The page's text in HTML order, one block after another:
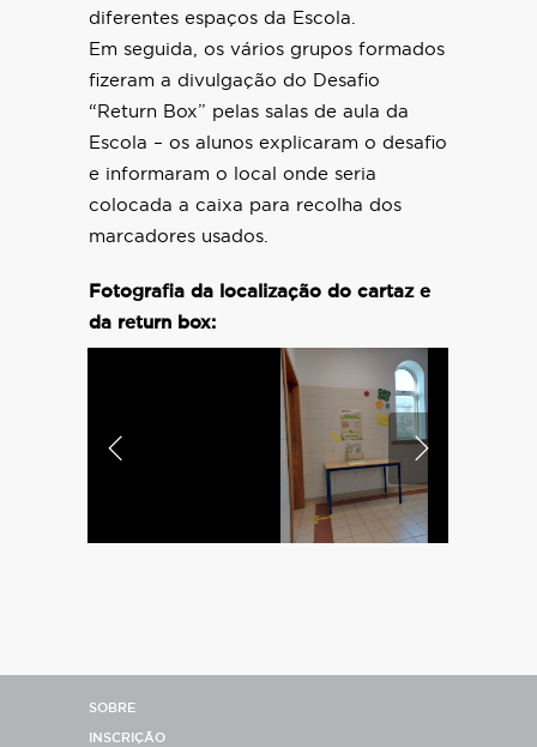
diferentes espaços da Escola.
Em seguida, os vários grupos formados
fizeram a divulgação do Desafio
“Return Box” pelas salas de aula da
Escola – os alunos explicaram o desafio
e informaram o local onde seria
colocada a caixa para recolha dos
marcadores usados.
Fotografia da localização do cartaz e
da return box:
SOBRE
INSCRIÇÃO